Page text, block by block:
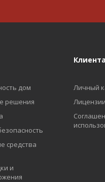
дом
решения
средства
и
Личный
Лицензии